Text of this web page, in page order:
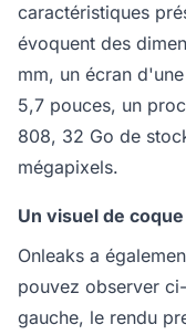
caractéristiques
évoquent des
mm, un écran
5,7 pouces, un
808, 32 Go de
mégapixels.
Un visuel de
Onleaks a
pouvez observer
gauche, le rendu